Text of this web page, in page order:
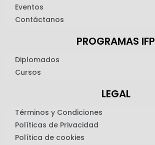
Eventos
Contáctanos
PROGRAMAS IFP
Diplomados
Cursos
LEGAL
Términos y Condiciones
Políticas de Privacidad
Política de cookies